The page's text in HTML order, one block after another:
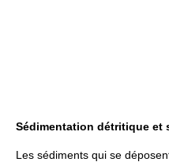
Sédimentation détritique
Les sédiments qui se